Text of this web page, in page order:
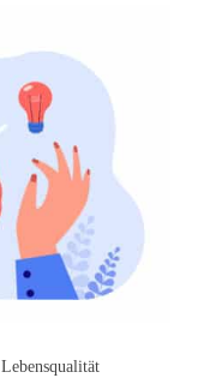
Lebensqualität